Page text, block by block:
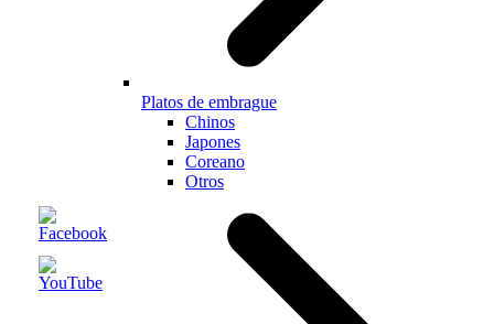
Platos de embrague
Chinos
Japones
Coreano
Otros